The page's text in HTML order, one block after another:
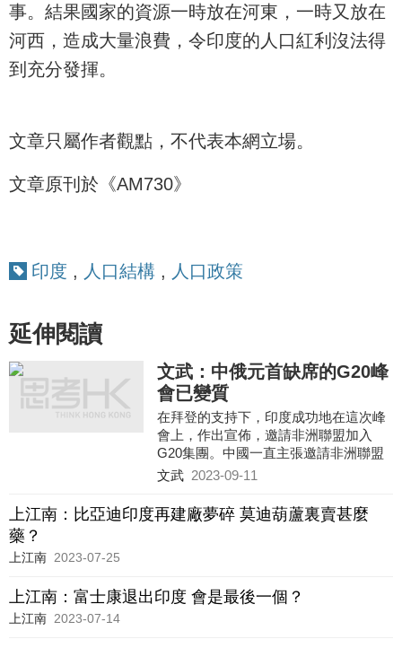
事。結果國家的資源一時放在河東，一時又放在
河西，造成大量浪費，令印度的人口紅利沒法得
到充分發揮。
文章只屬作者觀點，不代表本網立場。
文章原刊於《AM730》
印度 , 人口結構 , 人口政策
延伸閱讀
文武：中俄元首缺席的G20峰
會已變質
在拜登的支持下，印度成功地在這次峰
會上，作出宣佈，邀請非洲聯盟加入
G20集團。中國一直主張邀請非洲聯盟
加入G20，而印度卻借這次峰會，成功
位。
文武 2023-09-11
上江南：比亞迪印度再建廠夢碎 莫迪葫蘆裏賣甚麼
藥？
上江南 2023-07-25
上江南：富士康退出印度 會是最後一個？
上江南 2023-07-14